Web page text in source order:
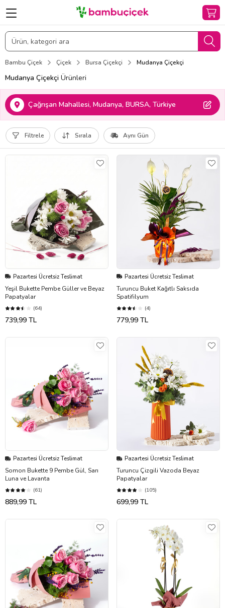
Bambu Çiçek Çiçek Bursa Çiçekçi Mudanya Çiçekçi
Mudanya Çiçekçi Ürünleri
Çağrışan Mahallesi, Mudanya, BURSA, Türkiye
Filtrele Sırala Aynı Gün
Pazartesi Ücretsiz Teslimat
Yeşil Bukette Pembe Güller ve Beyaz
Papatyalar
(64)
739,99 TL
Pazartesi Ücretsiz Teslimat
Turuncu Buket Kağıtlı Saksıda
Spatifilyum
(4)
779,99 TL
Pazartesi Ücretsiz Teslimat
Somon Bukette 9 Pembe Gül, Sarı
Luna ve Lavanta
(61)
889,99 TL
Pazartesi Ücretsiz Teslimat
Turuncu Çizgili Vazoda Beyaz
Papatyalar
(105)
699,99 TL